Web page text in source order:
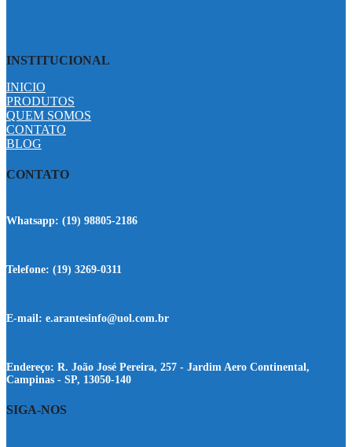
INSTITUCIONAL
INICIO
PRODUTOS
QUEM SOMOS
CONTATO
BLOG
CONTATO
Whatsapp: (19) 98805-2186
Telefone: (19) 3269-0311
E-mail: e.arantesinfo@uol.com.br
Endereço: R. João José Pereira, 257 - Jardim Aero Continental,
Campinas - SP, 13050-140
SIGA-NOS